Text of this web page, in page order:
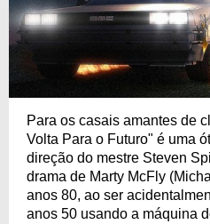
Para os casais amantes de
Volta Para o Futuro" é uma
direção do mestre Steven
drama de Marty McFly
anos 80, ao ser
anos 50 usando a máquina